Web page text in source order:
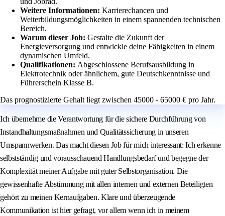
Weitere Informationen: Karrierechancen und
Weiterbildungsmöglichkeiten in einem spannenden technischen
Bereich.
Warum dieser Job: Gestalte die Zukunft der
Energieversorgung und entwickle deine Fähigkeiten in einem
dynamischen Umfeld.
Qualifikationen: Abgeschlossene Berufsausbildung in
Elektrotechnik oder ähnlichem, gute Deutschkenntnisse und
Führerschein Klasse B.
Das prognostizierte Gehalt liegt zwischen 45000 - 65000 € pro Jahr.
Ich übernehme die Verantwortung für die sichere Durchführung von
Instandhaltungsmaßnahmen und Qualitätssicherung in unseren
Umspannwerken. Das macht diesen Job für mich interessant: Ich erkenne
selbstständig und vorausschauend Handlungsbedarf und begegne der
Komplexität meiner Aufgabe mit guter Selbstorganisation. Die
gewissenhafte Abstimmung mit allen internen und externen Beteiligten
gehört zu meinen Kernaufgaben. Klare und überzeugende
Kommunikation ist hier gefragt, vor allem wenn ich in meinem